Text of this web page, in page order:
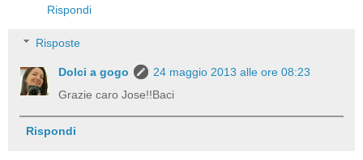
Rispondi
Risposte
Dolci a gogo
24 maggio 2013 alle ore 08:23
Grazie caro Jose!!Baci
Rispondi